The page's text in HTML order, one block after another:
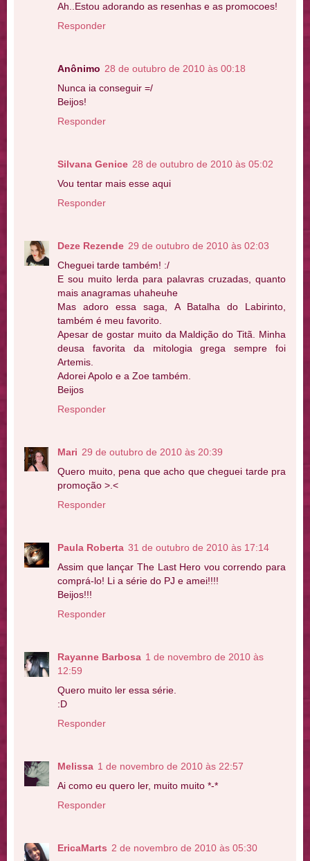
Ah..Estou adorando as resenhas e as promocoes!
Responder
Anônimo 28 de outubro de 2010 às 00:18
Nunca ia conseguir =/
Beijos!
Responder
Silvana Genice 28 de outubro de 2010 às 05:02
Vou tentar mais esse aqui
Responder
Deze Rezende 29 de outubro de 2010 às 02:03
Cheguei tarde também! :/
E sou muito lerda para palavras cruzadas, quanto
mais anagramas uhaheuhe
Mas adoro essa saga, A Batalha do Labirinto,
também é meu favorito.
Apesar de gostar muito da Maldição do Titã. Minha
deusa favorita da mitologia grega sempre foi
Artemis.
Adorei Apolo e a Zoe também.
Beijos
Responder
Mari 29 de outubro de 2010 às 20:39
Quero muito, pena que acho que cheguei tarde pra
promoção >.<
Responder
Paula Roberta 31 de outubro de 2010 às 17:14
Assim que lançar The Last Hero vou correndo para
comprá-lo! Li a série do PJ e amei!!!!
Beijos!!!
Responder
Rayanne Barbosa 1 de novembro de 2010 às
12:59
Quero muito ler essa série.
:D
Responder
Melissa 1 de novembro de 2010 às 22:57
Ai como eu quero ler, muito muito *-*
Responder
EricaMarts 2 de novembro de 2010 às 05:30